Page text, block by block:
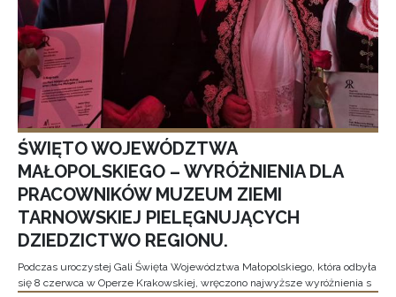
ŚWIĘTO WOJEWÓDZTWA
MAŁOPOLSKIEGO – WYRÓŻNIENIA DLA
PRACOWNIKÓW MUZEUM ZIEMI
TARNOWSKIEJ PIELĘGNUJĄCYCH
DZIEDZICTWO REGIONU.
Podczas uroczystej Gali Święta Województwa Małopolskiego, która odbyła
się 8 czerwca w Operze Krakowskiej, wręczono najwyższe wyróżnienia s